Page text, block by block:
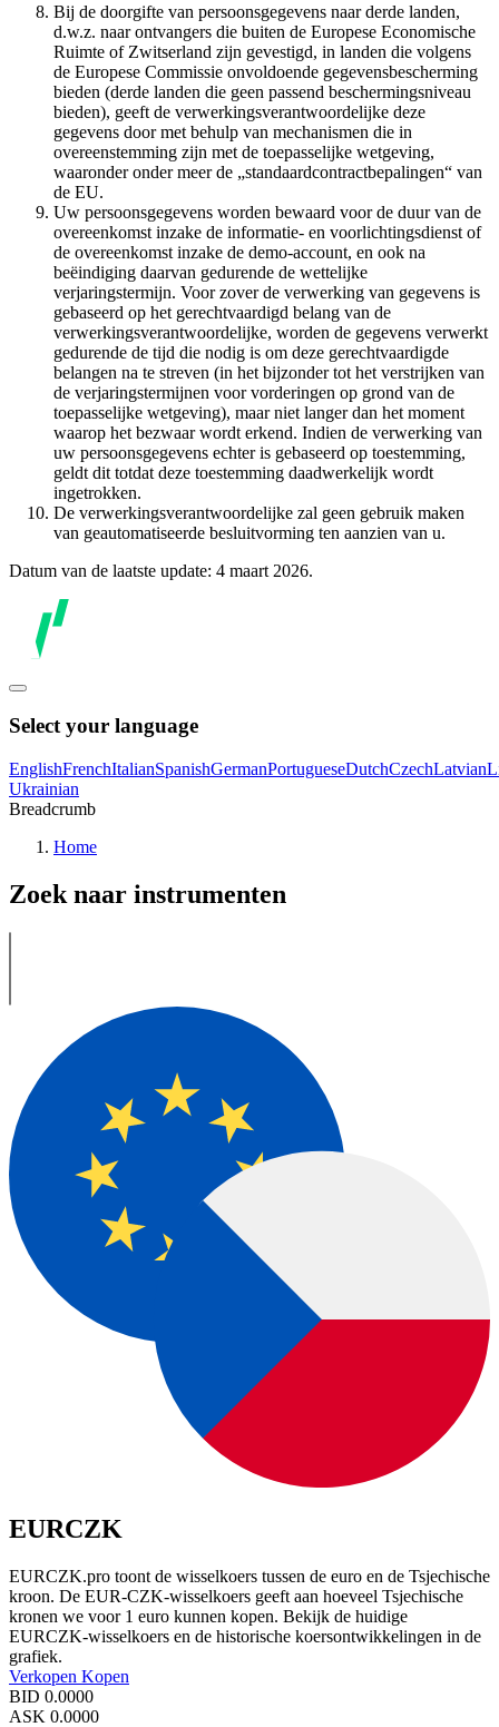
Bij de doorgifte van persoonsgegevens naar derde landen,
d.w.z. naar ontvangers die buiten de Europese Economische
Ruimte of Zwitserland zijn gevestigd, in landen die volgens
de Europese Commissie onvoldoende gegevensbescherming
bieden (derde landen die geen passend beschermingsniveau
bieden), geeft de verwerkingsverantwoordelijke deze
gegevens door met behulp van mechanismen die in
overeenstemming zijn met de toepasselijke wetgeving,
waaronder onder meer de „standaardcontractbepalingen“ van
de EU.
Uw persoonsgegevens worden bewaard voor de duur van de
overeenkomst inzake de informatie- en voorlichtingsdienst of
de overeenkomst inzake de demo-account, en ook na
beëindiging daarvan gedurende de wettelijke
verjaringstermijn. Voor zover de verwerking van gegevens is
gebaseerd op het gerechtvaardigd belang van de
verwerkingsverantwoordelijke, worden de gegevens verwerkt
gedurende de tijd die nodig is om deze gerechtvaardigde
belangen na te streven (in het bijzonder tot het verstrijken van
de verjaringstermijnen voor vorderingen op grond van de
toepasselijke wetgeving), maar niet langer dan het moment
waarop het bezwaar wordt erkend. Indien de verwerking van
uw persoonsgegevens echter is gebaseerd op toestemming,
geldt dit totdat deze toestemming daadwerkelijk wordt
ingetrokken.
De verwerkingsverantwoordelijke zal geen gebruik maken
van geautomatiseerde besluitvorming ten aanzien van u.
Datum van de laatste update: 4 maart 2026.
Select your language
EnglishFrenchItalianSpanishGermanPortugueseDutchCzechLatvian
Ukrainian
Breadcrumb
Home
Zoek naar instrumenten
EURCZK
EURCZK.pro toont de wisselkoers tussen de euro en de Tsjechische
kroon. De EUR-CZK-wisselkoers geeft aan hoeveel Tsjechische
kronen we voor 1 euro kunnen kopen. Bekijk de huidige
EURCZK-wisselkoers en de historische koersontwikkelingen in de
grafiek.
Verkopen Kopen
BID 0.0000
ASK 0.0000